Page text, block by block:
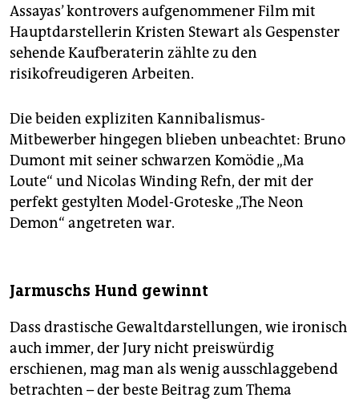
Assayas’ kontrovers aufgenommener Film mit
Hauptdarstellerin Kristen Stewart als Gespenster
sehende Kaufberaterin zählte zu den
risikofreudigeren Arbeiten.
Die beiden expliziten Kannibalismus-
Mitbewerber hingegen blieben unbeachtet: Bruno
Dumont mit seiner schwarzen Komödie „Ma
Loute“ und Nicolas Winding Refn, der mit der
perfekt gestylten Model-Groteske „The Neon
Demon“ angetreten war.
Jarmuschs Hund gewinnt
Dass drastische Gewaltdarstellungen, wie ironisch
auch immer, der Jury nicht preiswürdig
erschienen, mag man als wenig ausschlaggebend
betrachten – der beste Beitrag zum Thema